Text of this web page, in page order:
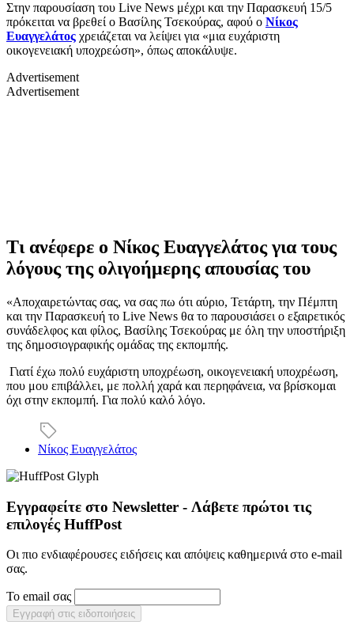
Στην παρουσίαση του Live News μέχρι και την Παρασκευή 15/5
πρόκειται να βρεθεί ο Βασίλης Τσεκούρας, αφού ο Νίκος
Ευαγγελάτος χρειάζεται να λείψει για «μια ευχάριστη
οικογενειακή υποχρεώση», όπως αποκάλυψε.
Advertisement
Advertisement
Τι ανέφερε ο Νίκος Ευαγγελάτος για τους
λόγους της ολιγοήμερης απουσίας του
«Αποχαιρετώντας σας, να σας πω ότι αύριο, Τετάρτη, την Πέμπτη
και την Παρασκευή το Live News θα το παρουσιάσει ο εξαιρετικός
συνάδελφος και φίλος, Βασίλης Τσεκούρας με όλη την υποστήριξη
της δημοσιογραφικής ομάδας της εκπομπής.
Γιατί έχω πολύ ευχάριστη υποχρέωση, οικογενειακή υποχρέωση,
που μου επιβάλλει, με πολλή χαρά και περηφάνεια, να βρίσκομαι
όχι στην εκπομπή. Για πολύ καλό λόγο.
Νίκος Ευαγγελάτος
Εγγραφείτε στο Newsletter - Λάβετε πρώτοι τις
επιλογές HuffPost
Οι πιο ενδιαφέρουσες ειδήσεις και απόψεις καθημερινά στο e-mail
σας.
Το email σας
Εγγραφή στις ειδοποιήσεις